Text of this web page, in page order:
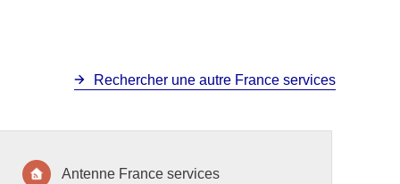
Rechercher une autre France services
Antenne France services